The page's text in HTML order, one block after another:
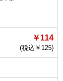
￥114
(税込￥ 125)